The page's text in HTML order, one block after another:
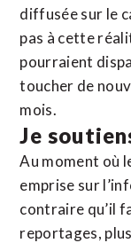
diffusée sur le
pas à cette
pourraient
toucher de
mois.
Je
Au moment où
emprise sur
contraire qu’il
reportages,